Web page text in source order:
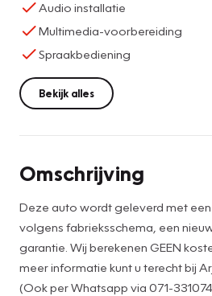
Audio installatie
Multimedia-voorbereiding
Spraakbediening
Bekijk alles
Omschrijving
Deze auto wordt geleverd met
volgens fabrieksschema, een
garantie. Wij berekenen GEEN
meer informatie kunt u terecht bij
(Ook per Whatsapp via 071-